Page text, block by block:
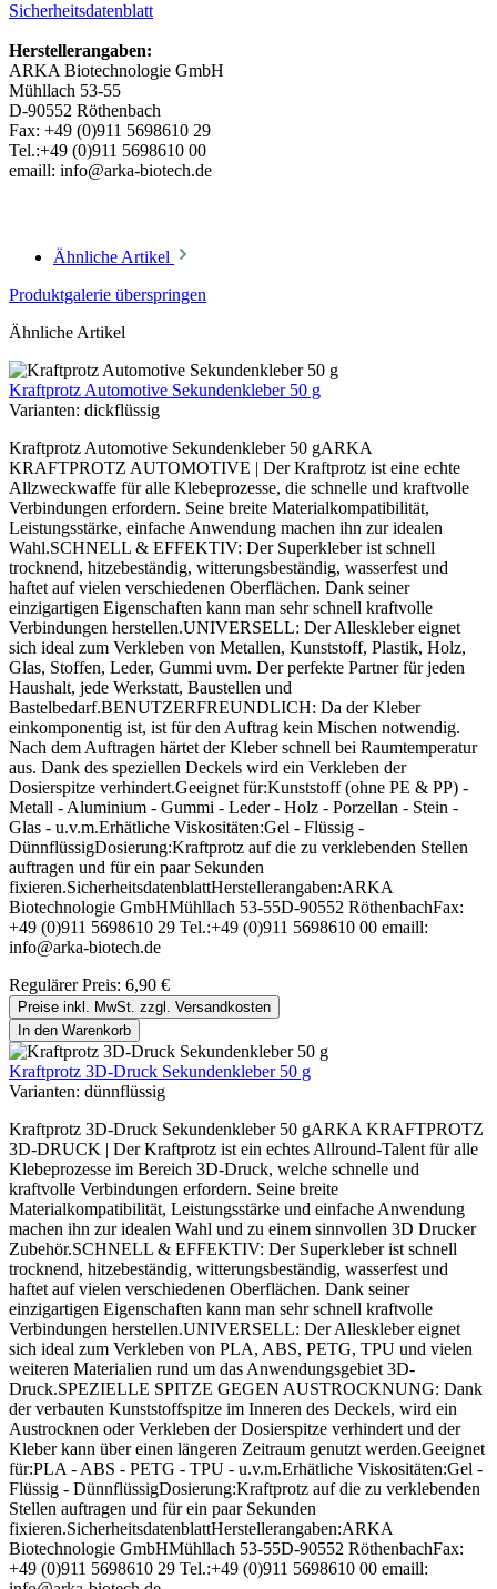
Sicherheitsdatenblatt
Herstellerangaben:
ARKA Biotechnologie GmbH
Mühllach 53-55
D-90552 Röthenbach
Fax: +49 (0)911 5698610 29
Tel.:+49 (0)911 5698610 00
emaill: info@arka-biotech.de
Ähnliche Artikel
Produktgalerie überspringen
Ähnliche Artikel
Kraftprotz Automotive Sekundenkleber 50 g
Varianten: dickflüssig
Kraftprotz Automotive Sekundenkleber 50 gARKA
KRAFTPROTZ AUTOMOTIVE | Der Kraftprotz ist eine echte
Allzweckwaffe für alle Klebeprozesse, die schnelle und kraftvolle
Verbindungen erfordern. Seine breite Materialkompatibilität,
Leistungsstärke, einfache Anwendung machen ihn zur idealen
Wahl.SCHNELL & EFFEKTIV: Der Superkleber ist schnell
trocknend, hitzebeständig, witterungsbeständig, wasserfest und
haftet auf vielen verschiedenen Oberflächen. Dank seiner
einzigartigen Eigenschaften kann man sehr schnell kraftvolle
Verbindungen herstellen.UNIVERSELL: Der Alleskleber eignet
sich ideal zum Verkleben von Metallen, Kunststoff, Plastik, Holz,
Glas, Stoffen, Leder, Gummi uvm. Der perfekte Partner für jeden
Haushalt, jede Werkstatt, Baustellen und
Bastelbedarf.BENUTZERFREUNDLICH: Da der Kleber
einkomponentig ist, ist für den Auftrag kein Mischen notwendig.
Nach dem Auftragen härtet der Kleber schnell bei Raumtemperatur
aus. Dank des speziellen Deckels wird ein Verkleben der
Dosierspitze verhindert.Geeignet für:Kunststoff (ohne PE & PP) -
Metall - Aluminium - Gummi - Leder - Holz - Porzellan - Stein -
Glas - u.v.m.Erhätliche Viskositäten:Gel - Flüssig -
DünnflüssigDosierung:Kraftprotz auf die zu verklebenden Stellen
auftragen und für ein paar Sekunden
fixieren.SicherheitsdatenblattHerstellerangaben:ARKA
Biotechnologie GmbHMühllach 53-55D-90552 RöthenbachFax:
+49 (0)911 5698610 29 Tel.:+49 (0)911 5698610 00 emaill:
info@arka-biotech.de
Regulärer Preis: 6,90 €
Preise inkl. MwSt. zzgl. Versandkosten
In den Warenkorb
Kraftprotz 3D-Druck Sekundenkleber 50 g
Varianten: dünnflüssig
Kraftprotz 3D-Druck Sekundenkleber 50 gARKA KRAFTPROTZ
3D-DRUCK | Der Kraftprotz ist ein echtes Allround-Talent für alle
Klebeprozesse im Bereich 3D-Druck, welche schnelle und
kraftvolle Verbindungen erfordern. Seine breite
Materialkompatibilität, Leistungsstärke und einfache Anwendung
machen ihn zur idealen Wahl und zu einem sinnvollen 3D Drucker
Zubehör.SCHNELL & EFFEKTIV: Der Superkleber ist schnell
trocknend, hitzebeständig, witterungsbeständig, wasserfest und
haftet auf vielen verschiedenen Oberflächen. Dank seiner
einzigartigen Eigenschaften kann man sehr schnell kraftvolle
Verbindungen herstellen.UNIVERSELL: Der Alleskleber eignet
sich ideal zum Verkleben von PLA, ABS, PETG, TPU und vielen
weiteren Materialien rund um das Anwendungsgebiet 3D-
Druck.SPEZIELLE SPITZE GEGEN AUSTROCKNUNG: Dank
der verbauten Kunststoffspitze im Inneren des Deckels, wird ein
Austrocknen oder Verkleben der Dosierspitze verhindert und der
Kleber kann über einen längeren Zeitraum genutzt werden.Geeignet
für:PLA - ABS - PETG - TPU - u.v.m.Erhätliche Viskositäten:Gel -
Flüssig - DünnflüssigDosierung:Kraftprotz auf die zu verklebenden
Stellen auftragen und für ein paar Sekunden
fixieren.SicherheitsdatenblattHerstellerangaben:ARKA
Biotechnologie GmbHMühllach 53-55D-90552 RöthenbachFax:
+49 (0)911 5698610 29 Tel.:+49 (0)911 5698610 00 emaill: